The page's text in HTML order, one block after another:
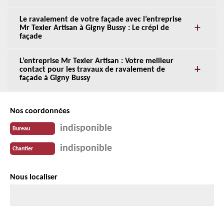
Le ravalement de votre façade avec l’entreprise
Mr Texier Artisan à Gigny Bussy : Le crépi de
façade
L’entreprise Mr Texier Artisan : Votre meilleur
contact pour les travaux de ravalement de
façade à Gigny Bussy
Nos coordonnées
Bureau indisponible
Chantier indisponible
Nous localiser